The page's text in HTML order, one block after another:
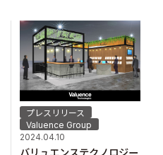
プレスリリース
Valuence Group
2024.04.10
バリュエンステクノロジー